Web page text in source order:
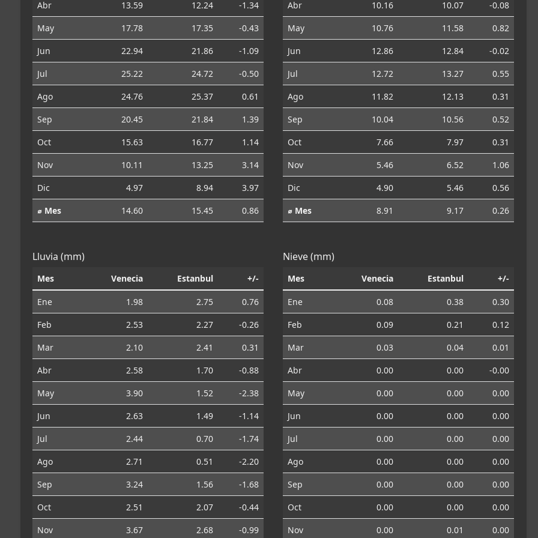
Abr 13.59 12.24
-1.34
May
17.78 17.35
-0.43
Jun
22.94 21.86
-1.09
Jul
25.22 24.72
-0.50
Ago
24.76 25.37
0.61
Sep
20.45 21.84
1.39
Oct
15.63 16.77
1.14
Nov
10.11 13.25
3.14
Dic
4.97 8.94
3.97
⌀ Mes
14.60 15.45 0.86
Abr 10.16 10.07
-0.08
May
10.76 11.58
0.82
Jun
12.86 12.84
-0.02
Jul
12.72 13.27
0.55
Ago
11.82 12.13
0.31
Sep
10.04 10.56
0.52
Oct
7.66 7.97
0.31
Nov
5.46 6.52
1.06
Dic
4.90 5.46
0.56
⌀ Mes
8.91 9.17 0.26
Lluvia (mm)
Mes Venecia Estanbul +/-
Ene 1.98 2.75
0.76
Feb
2.53 2.27
-0.26
Mar
2.10 2.41
0.31
Abr
2.58 1.70
-0.88
May
3.90 1.52
-2.38
Jun
2.63 1.49
-1.14
Jul
2.44 0.70
-1.74
Ago
2.71 0.51
-2.20
Sep
3.24 1.56
-1.68
Oct
2.51 2.07
-0.44
Nov
3.67 2.68 -0.99
Nieve (mm)
Mes Venecia Estanbul +/-
Ene 0.08 0.38
0.30
Feb
0.09 0.21
0.12
Mar
0.03 0.04
0.01
Abr
0.00 0.00
-0.00
May
0.00 0.00
0.00
Jun
0.00 0.00
0.00
Jul
0.00 0.00
0.00
Ago
0.00 0.00
0.00
Sep
0.00 0.00
0.00
Oct
0.00 0.00
0.00
Nov
0.00 0.01 0.00